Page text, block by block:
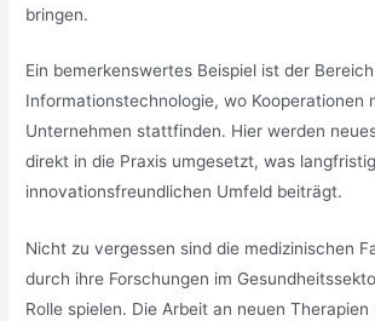
bringen.
Ein bemerkenswertes Beispiel ist der
Informationstechnologie, wo Kooperationen
Unternehmen stattfinden. Hier werden
direkt in die Praxis umgesetzt, was
innovationsfreundlichen Umfeld beiträgt.
Nicht zu vergessen sind die medizinischen
durch ihre Forschungen im
Rolle spielen. Die Arbeit an neuen Therapien